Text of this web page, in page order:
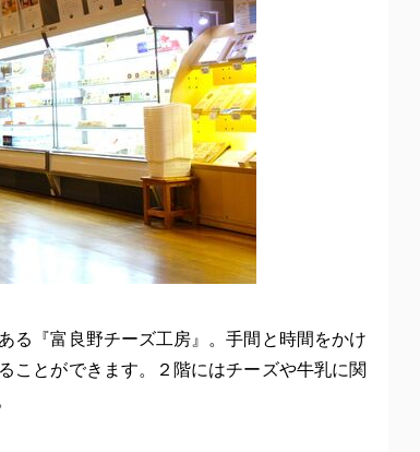
『富良野チーズ工房』。手間と時間をかけ
ことができます。２階にはチーズや牛乳に関